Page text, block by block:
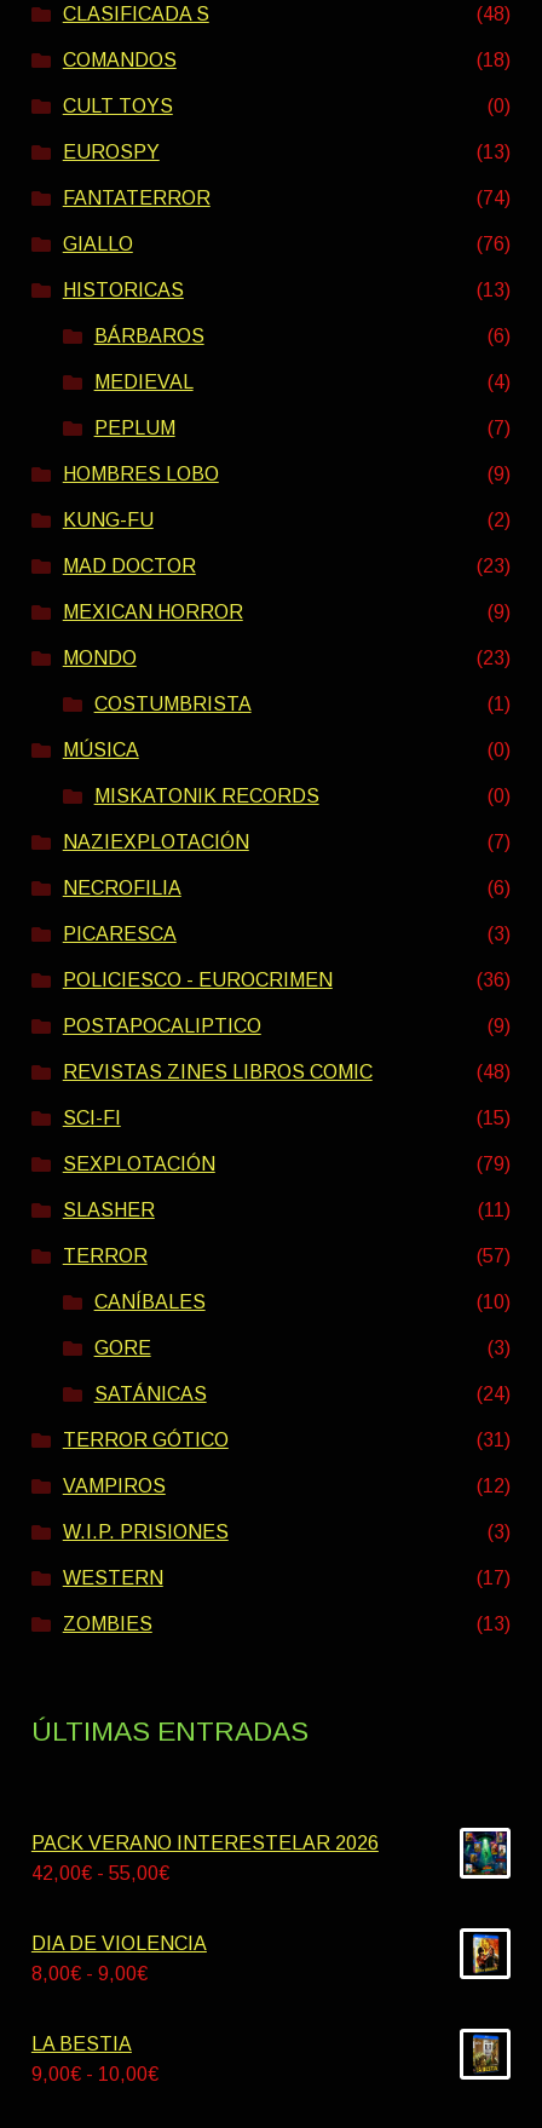
CLASIFICADA S (48)
COMANDOS (18)
CULT TOYS (0)
EUROSPY (13)
FANTATERROR (74)
GIALLO (76)
HISTORICAS (13)
BÁRBAROS (6)
MEDIEVAL (4)
PEPLUM (7)
HOMBRES LOBO (9)
KUNG-FU (2)
MAD DOCTOR (23)
MEXICAN HORROR (9)
MONDO (23)
COSTUMBRISTA (1)
MÚSICA (0)
MISKATONIK RECORDS (0)
NAZIEXPLOTACIÓN (7)
NECROFILIA (6)
PICARESCA (3)
POLICIESCO - EUROCRIMEN (36)
POSTAPOCALIPTICO (9)
REVISTAS ZINES LIBROS COMIC (48)
SCI-FI (15)
SEXPLOTACIÓN (79)
SLASHER (11)
TERROR (57)
CANÍBALES (10)
GORE (3)
SATÁNICAS (24)
TERROR GÓTICO (31)
VAMPIROS (12)
W.I.P. PRISIONES (3)
WESTERN (17)
ZOMBIES (13)
ÚLTIMAS ENTRADAS
PACK VERANO INTERESTELAR 2026
42,00€ - 55,00€Rango
precios:
DIA DE VIOLENCIA
8,00€ - 9,00€Rango
desde
LA BESTIA
9,00€ - 10,00€Rango